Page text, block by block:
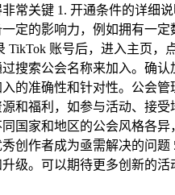
常关键 1. 开通条件的详细
定的影响力，例如拥有一
TikTok 账号后，进入主页，
搜索公会名称来加入。确
的准确性和针对性。公会
和福利，如参与活动、接
国家和地区的公会风格各
创作者成为亟需解决的问
级。可以期待更多创新的